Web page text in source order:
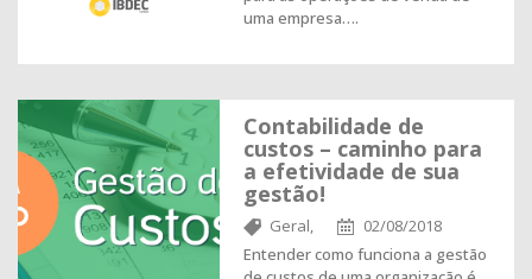
uma empresa….
Contabilidade de
custos – caminho para
a efetividade de sua
gestão!
Geral,
02/08/2018
Entender como funciona a gestão